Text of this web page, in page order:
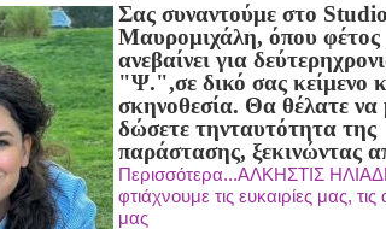
Σας συναντούμε στο Studio
Μαυρομιχάλη, όπου φέτος
ανεβαίνει για δεύτερη
"Ψ.",σε δικό σας κείμενο
σκηνοθεσία. Θα θέλατε να
δώσετε τηνταυτότητα της
παράστασης, ξεκινώντας
Περισσότερα...ΑΛΚΗΣΤΙΣ
φτιάχνουμε τις ευκαιρίες μας,
μας